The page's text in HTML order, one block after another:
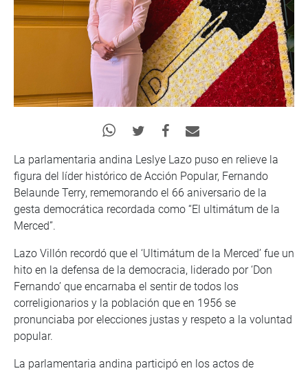
La parlamentaria andina Leslye Lazo puso en relieve la
figura del líder histórico de Acción Popular, Fernando
Belaunde Terry, rememorando el 66 aniversario de la
gesta democrática recordada como “El ultimátum de la
Merced”.
Lazo Villón recordó que el ‘Ultimátum de la Merced’ fue un
hito en la defensa de la democracia, liderado por ‘Don
Fernando’ que encarnaba el sentir de todos los
correligionarios y la población que en 1956 se
pronunciaba por elecciones justas y respeto a la voluntad
popular.
La parlamentaria andina participó en los actos de